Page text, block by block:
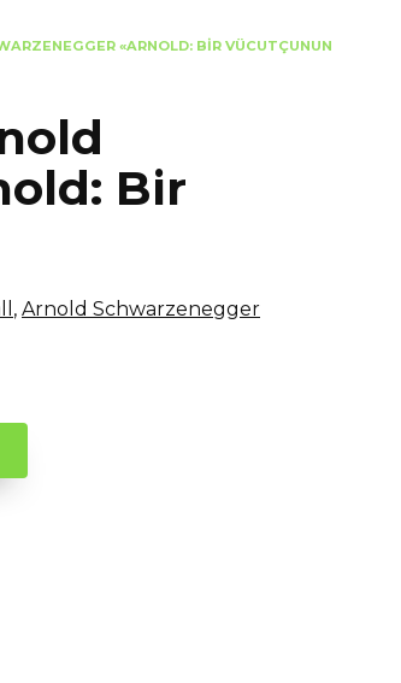
«ARNOLD: BIR VÜCUTÇUNUN
Bir
, Arnold Schwarzenegger